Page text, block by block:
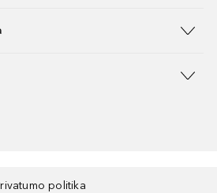
politika